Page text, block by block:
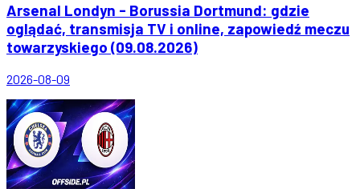
Arsenal Londyn - Borussia Dortmund: gdzie
oglądać, transmisja TV i online, zapowiedź meczu
towarzyskiego (09.08.2026)
2026-08-09